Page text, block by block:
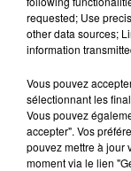
width="590"]
L'int�rieur de la
FIL ACTUS
7 août 2026
Lorraine : une
6 août 2026
Metz : une
requested; Use
other data sources;
information
Vous pouvez
sélectionnant les
Vous pouvez
accepter". Vos
pouvez mettre à jour
moment via le lien